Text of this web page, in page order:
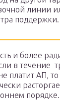
линии
поддержки.
и более
в течение
платит АП,
порядке.